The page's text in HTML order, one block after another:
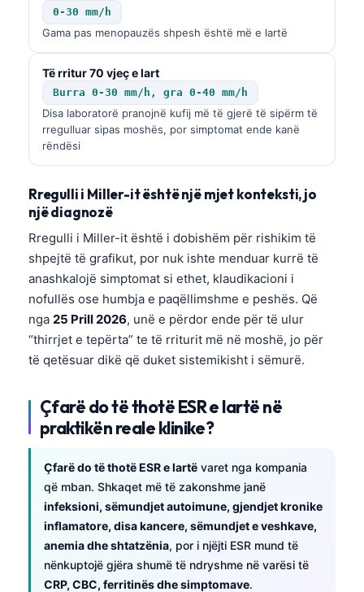
0-30 mm/h
Gama pas menopauzës shpesh është më e lartë
Të rritur 70 vjeç e lart
Burra 0-30 mm/h, gra 0-40 mm/h
Disa laboratorë pranojnë kufij më të gjerë të sipërm të
rregulluar sipas moshës, por simptomat ende kanë
rëndësi
Rregulli i Miller-it është një mjet konteksti, jo
një diagnozë
Rregulli i Miller-it është i dobishëm për rishikim të
shpejtë të grafikut, por nuk ishte menduar kurrë të
anashkalojë simptomat si ethet, klaudikacioni i
nofullës ose humbja e paqëllimshme e peshës. Që
nga 25 Prill 2026, unë e përdor ende për të ulur
“thirrjet e tepërta” te të rriturit më në moshë, jo për
të qetësuar dikë që duket sistemikisht i sëmurë.
Çfarë do të thotë ESR e lartë në
praktikën reale klinike?
Çfarë do të thotë ESR e lartë varet nga kompania
që mban. Shkaqet më të zakonshme janë
infeksioni, sëmundjet autoimune, gjendjet kronike
inflamatore, disa kancere, sëmundjet e veshkave,
anemia dhe shtatzënia, por i njëjti ESR mund të
nënkuptojë gjëra shumë të ndryshme në varësi të
CRP, CBC, ferritinës dhe simptomave.